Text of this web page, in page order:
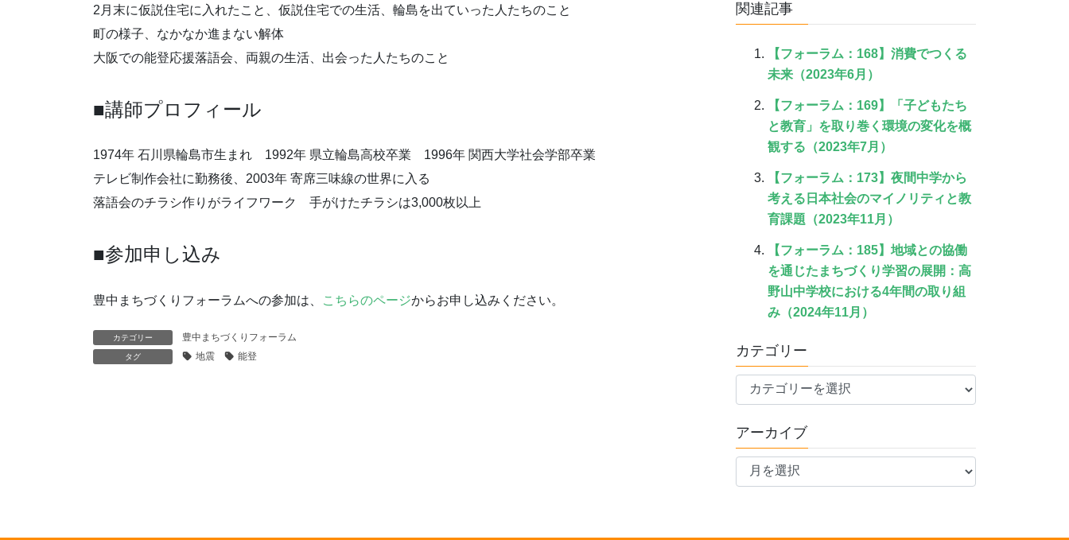
2月末に仮説住宅に入れたこと、仮説住宅での生活、輪島を出ていった人たちのこと
町の様子、なかなか進まない解体
大阪での能登応援落語会、両親の生活、出会った人たちのこと
■講師プロフィール
1974年 石川県輪島市生まれ 1992年 県立輪島高校卒業 1996年 関西大学社会学部卒業
テレビ制作会社に勤務後、2003年 寄席三味線の世界に入る
落語会のチラシ作りがライフワーク 手がけたチラシは3,000枚以上
■参加申し込み
豊中まちづくりフォーラムへの参加は、 こちらのページからお申し込みください。
カテゴリー 豊中まちづくりフォーラム
タグ 地震 能登
関連記事
【フォーラム：168】消費でつくる
未来（2023年6月）
【フォーラム：169】「子どもたち
と教育」を取り巻く環境の変化を概
観する（2023年7月）
【フォーラム：173】夜間中学から
考える日本社会のマイノリティと教
育課題（2023年11月）
【フォーラム：185】地域との協働
を通じたまちづくり学習の展開：高
野山中学校における4年間の取り組
み（2024年11月）
カテゴリー
テ
リ
ー
アーカイブ
ア